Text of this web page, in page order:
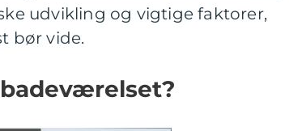
udvikling og vigtige faktorer,
bør vide.